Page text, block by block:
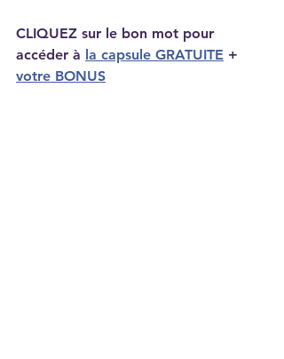
CLIQUEZ sur le bon mot pour
accéder à la capsule GRATUITE +
votre BONUS